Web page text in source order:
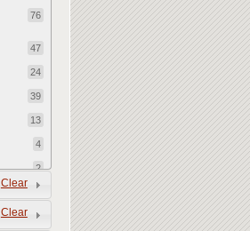
76
47
24
39
13
4
2
2
Clear
Clear